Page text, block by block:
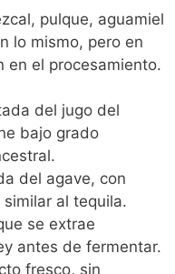
pulque, aguamiel
lo mismo, pero en
en el procesamiento.
del jugo del
bajo grado
del agave, con
al tequila.
se extrae
antes de fermentar.
fresco, sin